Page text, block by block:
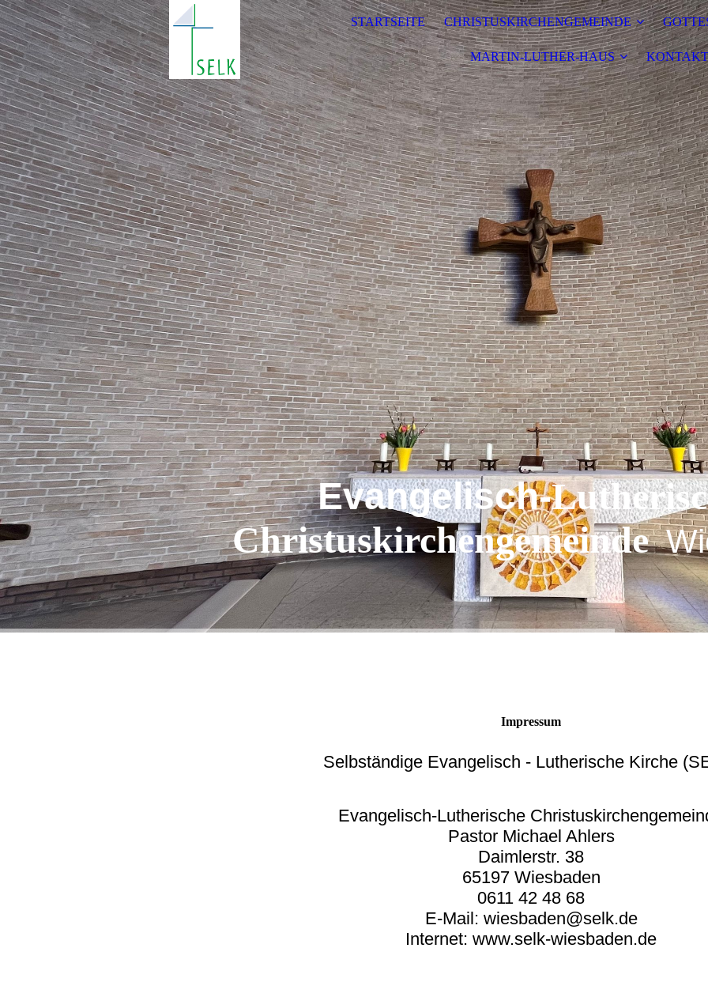
STARTSEITE CHRISTUSKIRCHENGEMEINDE
MARTIN-LUTHER-HAUS
Evangelisch-
Christuskirchengemeinde
Impressum
Selbständige Evangelisch - Lutherische Kirche
Evangelisch-Lutherische
Pastor Michael Ahlers
Daimlerstr. 38
65197 Wiesbaden
0611 42 48 68
E-Mail: wiesbaden@selk.de
Internet: www.selk-wiesbaden.de